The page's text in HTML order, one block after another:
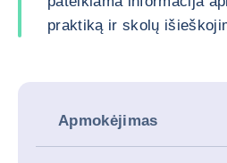
praktiką ir skolų
Apmokėjimas